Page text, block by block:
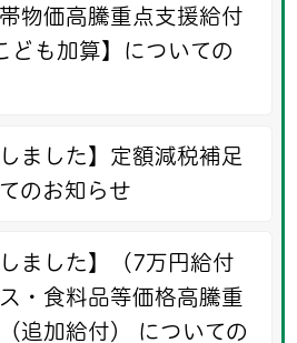
物価高騰重点支援給付
ども加算】についての
ました】定額減税補足
のお知らせ
ました】（7万円給付
・食料品等価格高騰重
追加給付） についての